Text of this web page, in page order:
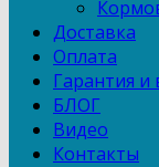
Доставка
Оплата
Гарантия и
БЛОГ
Видео
Контакты